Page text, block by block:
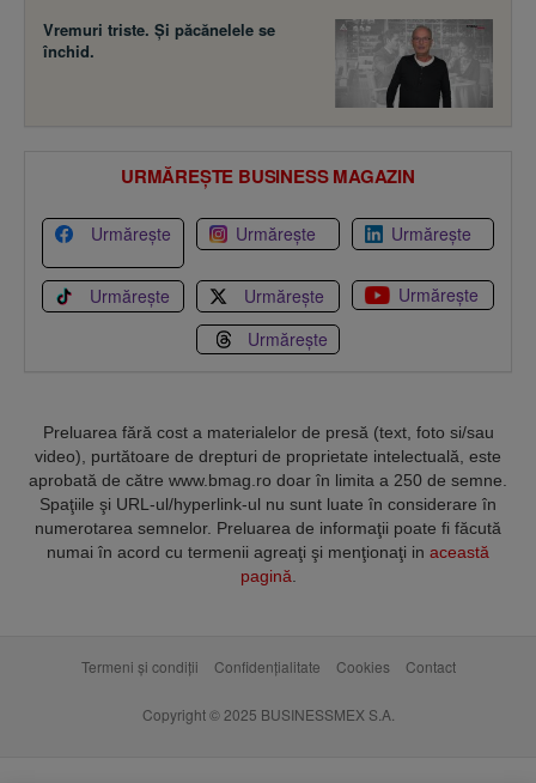
Vremuri triste. Şi păcănelele se
închid.
URMĂREȘTE BUSINESS MAGAZIN
Urmărește Urmărește Urmărește
Urmărește Urmărește
Urmărește
Urmărește
Preluarea fără cost a materialelor de presă (text, foto si/sau
video), purtătoare de drepturi de proprietate intelectuală, este
aprobată de către www.bmag.ro doar în limita a 250 de semne.
Spaţiile şi URL-ul/hyperlink-ul nu sunt luate în considerare în
numerotarea semnelor. Preluarea de informaţii poate fi făcută
numai în acord cu termenii agreaţi şi menţionaţi in această
pagină.
Termeni și condiții Confidențialitate Cookies Contact
Copyright © 2025 BUSINESSMEX S.A.